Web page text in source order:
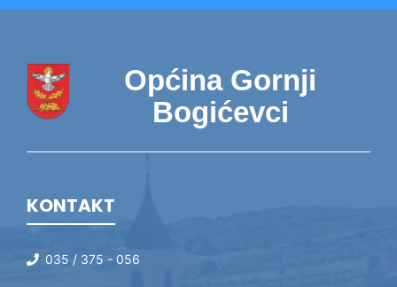
Općina Gornji
Bogićevci
KONTAKT
035 / 375 - 056